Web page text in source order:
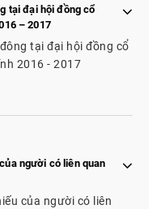
tại đại hội đồng cổ
– 2017
tại đại hội đồng cổ
2016 - 2017
người có liên quan
của người có liên